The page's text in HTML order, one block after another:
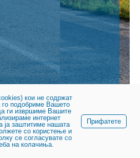
Јавно претпријатие за државни патишта
кои не содржат
подобриме Вашето
ги извршиме Вашите
интернет
ја заштитиме нашата
со користење и
се согласувате со
на колачиња.
Прифатете